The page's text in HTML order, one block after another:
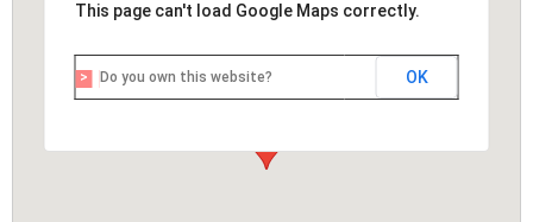
This page can't load Google Maps correctly.
Do you own this website? OK